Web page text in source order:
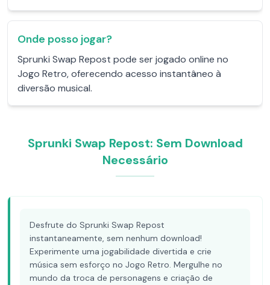
Onde posso jogar?
Sprunki Swap Repost pode ser jogado online no
Jogo Retro, oferecendo acesso instantâneo à
diversão musical.
Sprunki Swap Repost: Sem Download
Necessário
Desfrute do Sprunki Swap Repost
instantaneamente, sem nenhum download!
Experimente uma jogabilidade divertida e crie
música sem esforço no Jogo Retro. Mergulhe no
mundo da troca de personagens e criação de